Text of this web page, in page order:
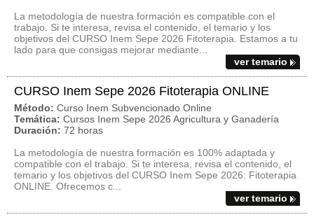
La metodología de nuestra formación es compatible con el
trabajo. Si te interesa, revisa el contenido, el temario y los
objetivos del CURSO Inem Sepe 2026 Fitoterapia. Estamos a tu
lado para que consigas mejorar mediante...
ver temario
CURSO Inem Sepe 2026 Fitoterapia ONLINE
Método: Curso Inem Subvencionado Online
Temática: Cursos Inem Sepe 2026 Agricultura y Ganadería
Duración: 72 horas
La metodología de nuestra formación es 100% adaptada y
compatible con el trabajo. Si te interesa, revisa el contenido, el
temario y los objetivos del CURSO Inem Sepe 2026: Fitoterapia
ONLINE. Ofrecemos c...
ver temario